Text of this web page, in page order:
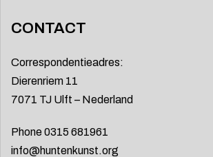
CONTACT
Correspondentieadres:
Dierenriem 11
7071 TJ Ulft – Nederland
Phone 0315 681961
info@huntenkunst.org